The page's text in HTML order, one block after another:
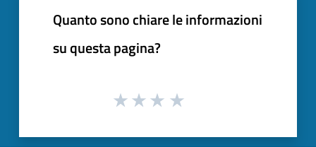
Quanto sono chiare le informazioni
su questa pagina?